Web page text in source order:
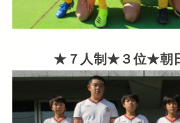
★７人制★３位★朝